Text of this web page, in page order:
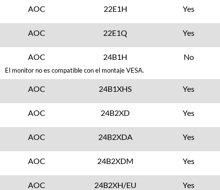
AOC 22E1H Yes
AOC 22E1Q Yes
AOC 24B1H No
El monitor no es compatible con el montaje VESA.
AOC 24B1XHS Yes
AOC 24B2XD Yes
AOC 24B2XDA Yes
AOC 24B2XDM Yes
AOC 24B2XH/EU Yes